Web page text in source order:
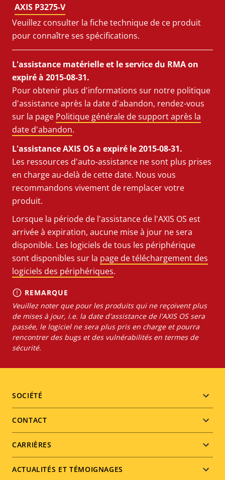
AXIS P3275-V
Veuillez consulter la fiche technique de ce produit
pour connaître ses spécifications.
L'assistance matérielle et le service du RMA on
expiré à 2015-08-31.
Pour obtenir plus d'informations sur notre politique
d'assistance après la date d'abandon, rendez-vous
sur la page Politique générale de support après la
date d'abandon.
L'assistance AXIS OS a expiré le 2015-08-31.
Les ressources d'auto-assistance ne sont plus prises
en charge au-delà de cette date. Nous vous
recommandons vivement de remplacer votre
produit.
Lorsque la période de l'assistance de l'AXIS OS est
arrivée à expiration, aucune mise à jour ne sera
disponible. Les logiciels de tous les périphérique
sont disponibles sur la page de téléchargement des
logiciels des périphériques.
REMARQUE
Veuillez noter que pour les produits qui ne reçoivent plus
de mises à jour, i.e. la date d'assistance de l'AXIS OS sera
passée, le logiciel ne sera plus pris en charge et pourra
rencontrer des bugs et des vulnérabilités en termes de
sécurité.
Footer
menu
SOCIÉTÉ
CONTACT
CARRIÈRES
ACTUALITÉS ET TÉMOIGNAGES